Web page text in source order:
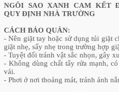
NGÔI SAO XANH CAM KẾT
QUY ĐỊNH NHÀ TRƯỜNG
CÁCH BẢO QUẢN:
- Nên giặt tay hoặc sử dụng túi giặt
giặt nhẹ, sấy nhẹ trong trường hợp
- Tuyệt đối tránh vật sắc nhọn, gây
- Không dùng chất tẩy rửa mạnh,
vải.
- Phơi ở nơi thoáng mát, tránh ánh